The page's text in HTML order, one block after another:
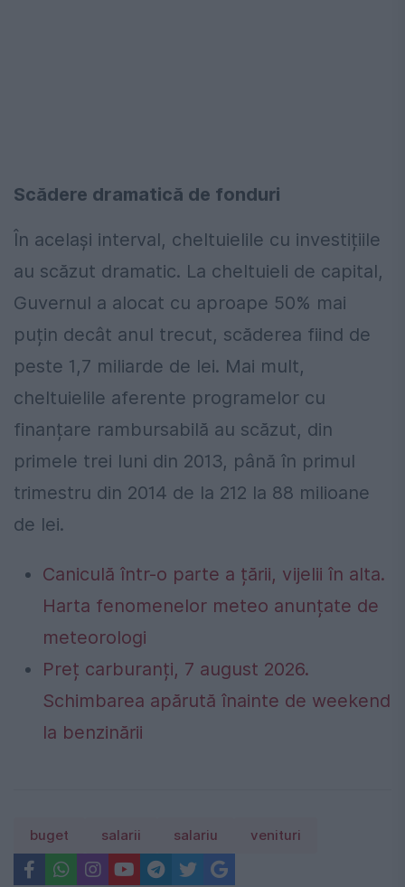
Scădere dramatică de fonduri
În același interval, cheltuielile cu investițiile
au scăzut dramatic. La cheltuieli de capital,
Guvernul a alocat cu aproape 50% mai
puțin decât anul trecut, scăderea fiind de
peste 1,7 miliarde de lei. Mai mult,
cheltuielile aferente programelor cu
finanțare rambursabilă au scăzut, din
primele trei luni din 2013, până în primul
trimestru din 2014 de la 212 la 88 milioane
de lei.
Caniculă într-o parte a țării, vijelii în alta.
Harta fenomenelor meteo anunțate de
meteorologi
Preț carburanți, 7 august 2026.
Schimbarea apărută înainte de weekend
la benzinării
buget salarii salariu venituri